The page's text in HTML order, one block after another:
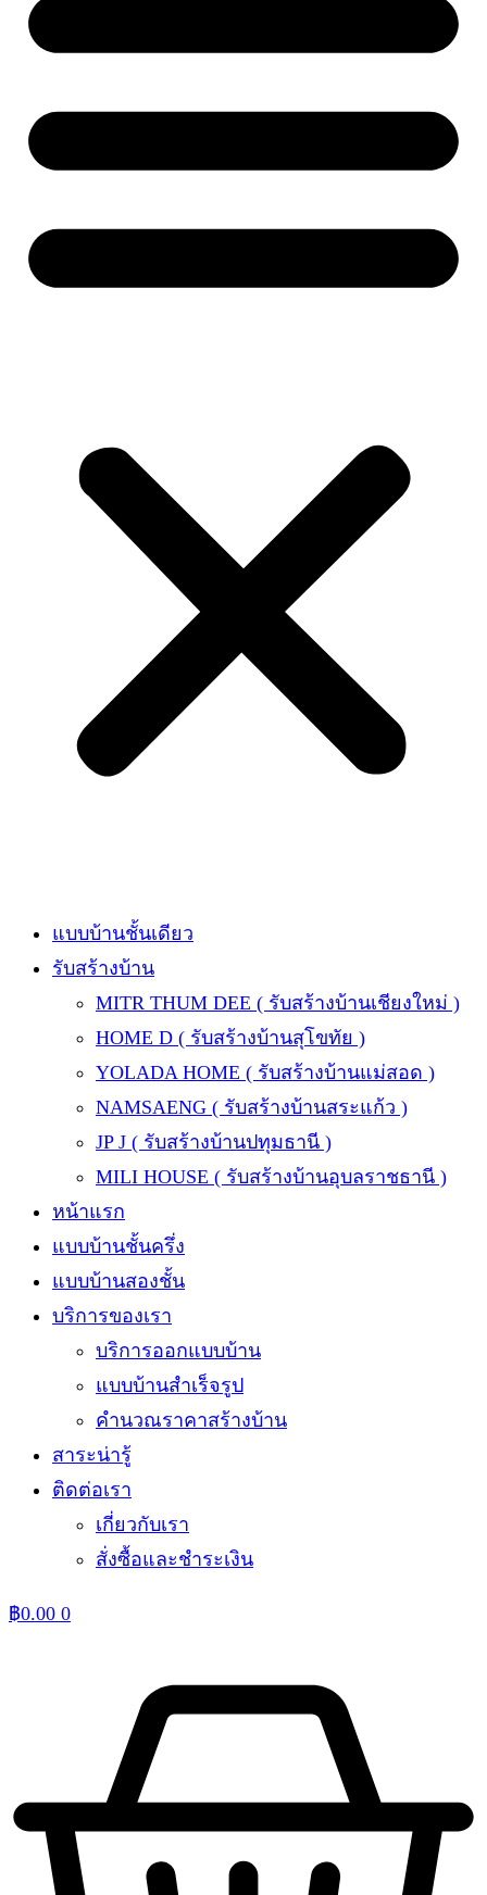
แบบบ้านชั้นเดียว
รับสร้างบ้าน
MITR THUM DEE ( รับสร้างบ้านเชียงใหม่ )
HOME D ( รับสร้างบ้านสุโขทัย )
YOLADA HOME ( รับสร้างบ้านแม่สอด )
NAMSAENG ( รับสร้างบ้านสระแก้ว )
JP J ( รับสร้างบ้านปทุมธานี )
MILI HOUSE ( รับสร้างบ้านอุบลราชธานี )
หน้าแรก
แบบบ้านชั้นครึ่ง
แบบบ้านสองชั้น
บริการของเรา
บริการออกแบบบ้าน
แบบบ้านสำเร็จรูป
คำนวณราคาสร้างบ้าน
สาระน่ารู้
ติดต่อเรา
เกี่ยวกับเรา
สั่งซื้อและชำระเงิน
฿0.00 0